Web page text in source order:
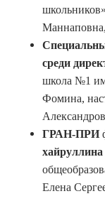
среди
школа №1
Фомина,
ГРАН-ПРИ
хайруллина
Елена